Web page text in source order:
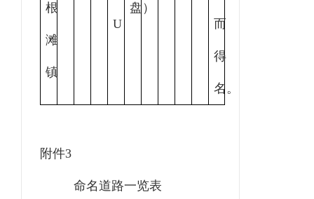
根
滩
镇
U
盘）
而
得
名。
附件3
命名道路一览表